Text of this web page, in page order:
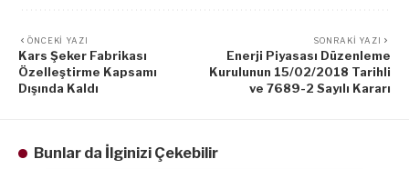
ÖNCEKI YAZI
Kars Şeker Fabrikası
Özelleştirme Kapsamı
Dışında Kaldı
SONRAKI YAZI
Enerji Piyasası Düzenleme
Kurulunun 15/02/2018 Tarihli
ve 7689-2 Sayılı Kararı
Bunlar da İlginizi Çekebilir